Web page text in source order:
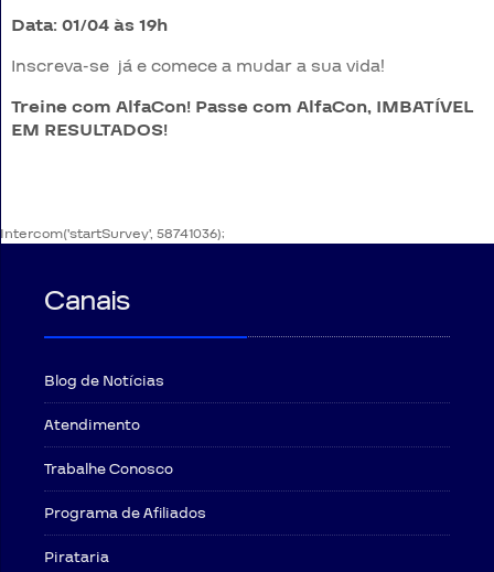
Data: 01/04às 19h
Inscreva-se já e comece a mudar a sua vida!
Treine com AlfaCon! Passe com AlfaCon, IMBATÍVEL
EM RESULTADOS!
Intercom('startSurvey', 58741036);
Canais
Blog de Notícias
Atendimento
Trabalhe Conosco
Programa de Afiliados
Pirataria